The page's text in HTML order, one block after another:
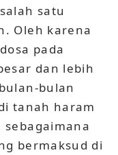
satu
Oleh karena
pada
dan lebih
bulan
tanah haram
bermaksud di